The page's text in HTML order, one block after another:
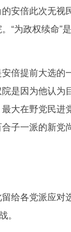
安倍此次无视
“为政权续命”
倍提前大选的
是因为他认为
大在野党民进
子一派的新党
给各党派应对